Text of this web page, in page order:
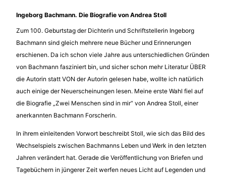
Ingeborg Bachmann. Die Biografie von Andrea Stoll
Zum 100. Geburtstag der Dichterin und Schriftstellerin Ingeborg
Bachmann sind gleich mehrere neue Bücher und Erinnerungen
erschienen. Da ich schon viele Jahre aus unterschiedlichen Gründen
von Bachmann fasziniert bin, und sicher schon mehr Literatur ÜBER
die Autorin statt VON der Autorin gelesen habe, wollte ich natürlich
auch einige der Neuerscheinungen lesen. Meine erste Wahl fiel auf
die Biografie „Zwei Menschen sind in mir“ von Andrea Stoll, einer
anerkannten Bachmann Forscherin.
In ihrem einleitenden Vorwort beschreibt Stoll, wie sich das Bild des
Wechselspiels zwischen Bachmanns Leben und Werk in den letzten
Jahren verändert hat. Gerade die Veröffentlichung von Briefen und
Tagebüchern in jüngerer Zeit werfen neues Licht auf Legenden und